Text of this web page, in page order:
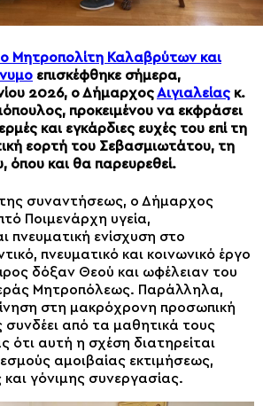
Μητροπολίτη Καλαβρύτων και
επισκέφθηκε σήμερα,
2026, ο ΔήμαρχοςΑιγιαλείας κ.
προκειμένου να εκφράσει
και εγκάρδιες ευχές του επί τη
εορτή του Σεβασμιωτάτου, τη
όπου και θα παρευρεθεί.
συναντήσεως, ο Δήμαρχος
Ποιμενάρχη υγεία,
πνευματική ενίσχυση στο
πνευματικό και κοινωνικό έργο
προς δόξαν Θεού και ωφέλειαν του
Μητροπόλεως. Παράλληλα,
στη μακρόχρονη προσωπική
συνδέει από τα μαθητικά τους
ότι αυτή η σχέση διατηρείται
αμοιβαίας εκτιμήσεως,
και γόνιμης συνεργασίας.